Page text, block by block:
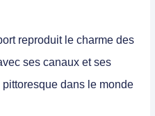
reproduit le charme des
ses canaux et ses
dans le monde